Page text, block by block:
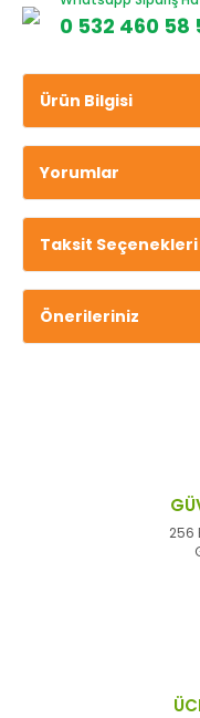
0 532 460 58
Ürün Bilgisi
Yorumlar
Taksit Seçenekleri
Önerileriniz
256